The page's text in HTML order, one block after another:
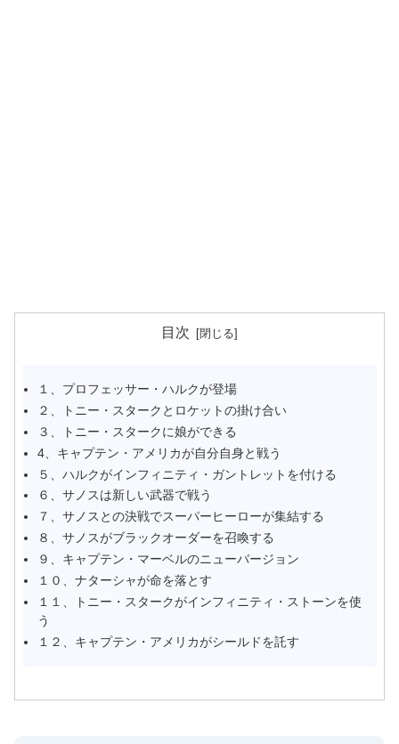
目次
１、プロフェッサー・ハルクが登場
２、トニー・スタークとロケットの掛け合い
３、トニー・スタークに娘ができる
4、キャプテン・アメリカが自分自身と戦う
５、ハルクがインフィニティ・ガントレットを付ける
６、サノスは新しい武器で戦う
７、サノスとの決戦でスーパーヒーローが集結する
８、サノスがブラックオーダーを召喚する
９、キャプテン・マーベルのニューバージョン
１０、ナターシャが命を落とす
１１、トニー・スタークがインフィニティ・ストーンを使
う
１２、キャプテン・アメリカがシールドを託す